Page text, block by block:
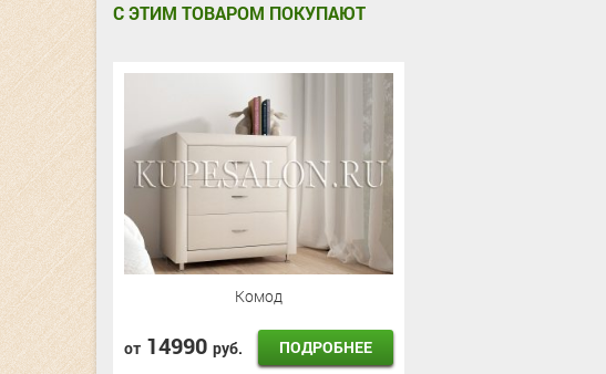
С ЭТИМ ТОВАРОМ ПОКУПАЮТ
Комод
от 14990 руб. ПОДРОБНЕЕ